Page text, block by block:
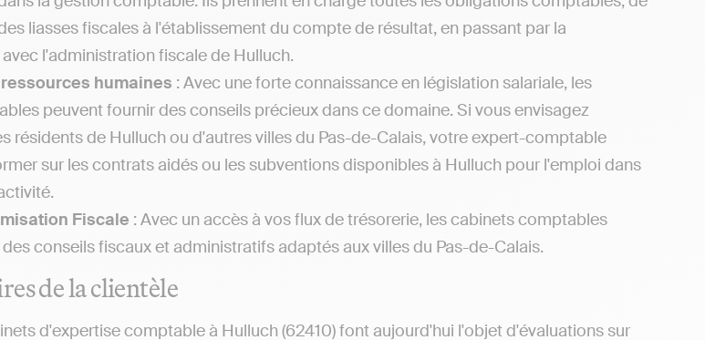
liasses fiscales à l'établissement du compte de résultat, en passant par la
l'administration fiscale de Hulluch.
humaines : Avec une forte connaissance en législation salariale, les
peuvent fournir des conseils précieux dans ce domaine. Si vous envisagez
résidents de Hulluch ou d'autres villes du Pas-de-Calais, votre expert-comptable
sur les contrats aidés ou les subventions disponibles à Hulluch pour l'emploi dans
Fiscale : Avec un accès à vos flux de trésorerie, les cabinets comptables
conseils fiscaux et administratifs adaptés aux villes du Pas-de-Calais.
de la clientèle
d'expertise comptable à Hulluch (62410) font aujourd'hui l'objet d'évaluations sur